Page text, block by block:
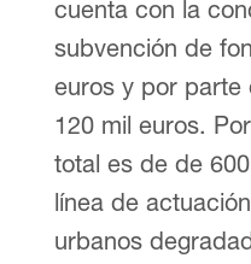
cuenta con la
subvención de
euros y por
120 mil euros.
total es de de
línea de
urbanos